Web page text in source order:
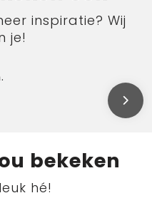
inspiratie? Wij
je!
bekeken
hé!